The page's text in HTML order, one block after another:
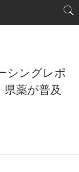
シングレポ
薬が普及